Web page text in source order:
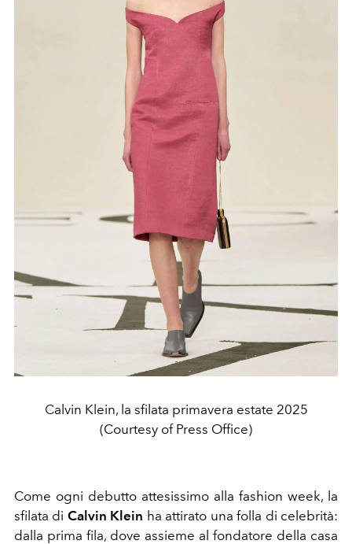
Calvin Klein, la sfilata primavera estate 2025
(Courtesy of Press Office)
Come ogni debutto attesissimo alla fashion week, la
sfilata di Calvin Klein ha attirato una folla di celebrità:
dalla prima fila, dove assieme al fondatore della casa